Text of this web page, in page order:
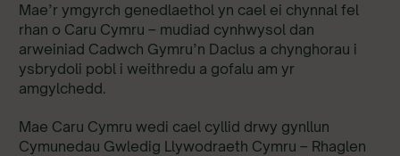
Mae’r ymgyrch genedlaethol yn cael ei chynnal fel
rhan o Caru Cymru – mudiad cynhwysol dan
arweiniad Cadwch Gymru’n Daclus a chynghorau i
ysbrydoli pobl i weithredu a gofalu am yr
amgylchedd.
Mae Caru Cymru wedi cael cyllid drwy gynllun
Cymunedau Gwledig Llywodraeth Cymru – Rhaglen